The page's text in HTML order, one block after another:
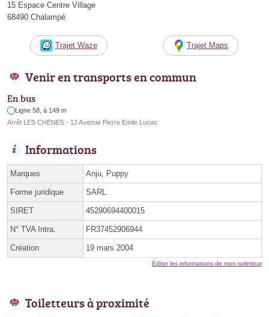
15 Espace Centre Village
68490 Chalampé
Trajet Waze Trajet Maps
Venir en transports en commun
En bus
Ligne 58, à 149 m
Arrêt LES CHENES - 12 Avenue Pierre Emile Lucas
Informations
Marques Anju, Puppy
Forme juridique SARL
SIRET 45290694400015
N° TVA Intra. FR37452906944
Création 19 mars 2004
Éditer les informations de mon toiletteur
Toiletteurs à proximité